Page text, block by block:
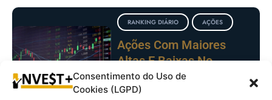
Consentimento do Uso de
Cookies (LGPD)
RANKING DIÁRIO AÇÕES
Ações Com Maiores
Altas E Baixas No
IBOVESPA Em
07/08/2026